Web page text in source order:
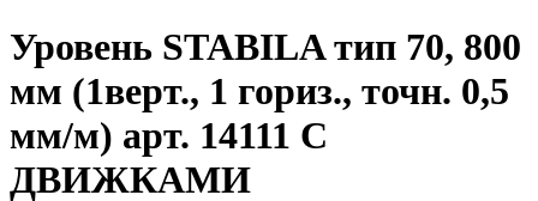
Уровень STABILA тип 70, 800
мм (1верт., 1 гориз., точн. 0,5
мм/м) арт. 14111 С
ДВИЖКАМИ